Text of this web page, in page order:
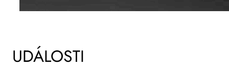
UDÁLOSTI